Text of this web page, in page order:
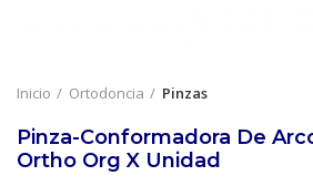
Inicio Ortodoncia Pinzas
Pinza-Conformadora De
Ortho Org X Unidad